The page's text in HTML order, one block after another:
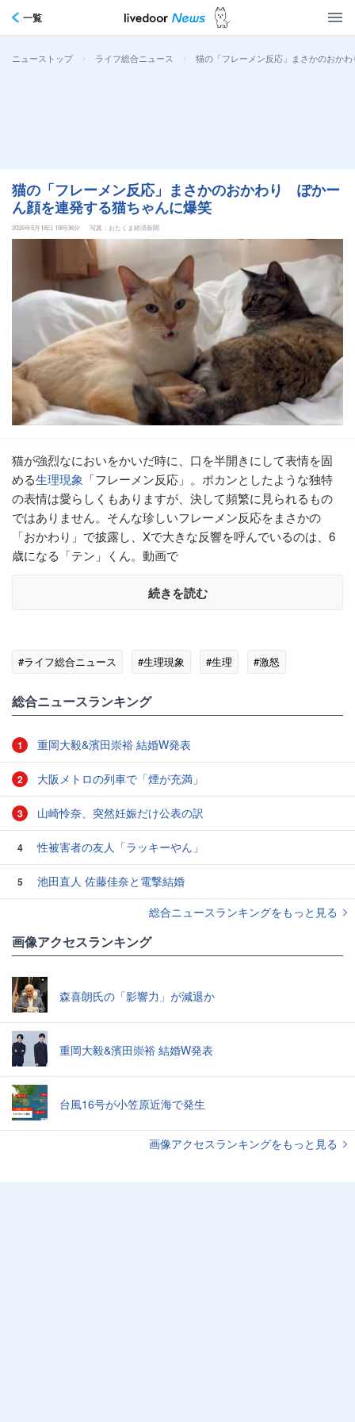
一覧
ニューストップ > ライフ総合ニュース > 猫の「フレーメン反応」まさかのおか
猫の「フレーメン反応」まさかのおかわり ぽかー
ん顔を連発する猫ちゃんに爆笑
2026年5月18日 18時36分 写真：おたくま経済新聞
猫が強烈なにおいをかいだ時に、口を半開きにして表情を固
める生理現象 「フレーメン反応」。ポカンとしたような独特
の表情は愛らしくもありますが、決して頻繁に見られるもの
ではありません。そんな珍しいフレーメン反応をまさかの
「おかわり」で披露し、Xで大きな反響を呼んでいるのは、6
歳になる「テン」くん。動画で
続きを読む
#ライフ総合ニュース #生理現象 #生理 #激怒
総合ニュースランキング
1 重岡大毅&濱田崇裕 結婚W発表
2 大阪メトロの列車で「煙が充満」
3 山崎怜奈、突然妊娠だけ公表の訳
4 性被害者の友人「ラッキーやん」
5
池田直人 佐藤佳奈と電撃結婚
総合ニュースランキングをもっと見る
画像アクセスランキング
森喜朗氏の「影響力」が減退か
重岡大毅&濱田崇裕 結婚W発表
台風16号が小笠原近海で発生
画像アクセスランキングをもっと見る